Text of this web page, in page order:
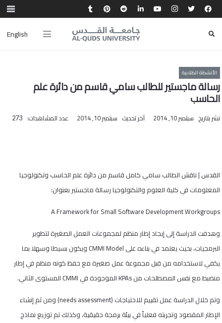
English
الأنشطة الطلابية
رسالة ماجستير للطالب سامي قاسم من دائرة علم
الحاسب
نشر بتاريخ سبتمبر 10, 2014 آخر تحديث سبتمبر 10, 2014 عدد المشاهدات: 273
القدس | ناقش الطالب سامي كامل قاسم من دائرة علم الحاسب وتكنولوجيا
المعلومات في كلية العلوم والتكنولوجيا رسالة ماجستير بعنوان:
A Framework for Small Software Development Workgroups
وهدفت الدراسة إلى إيجاد إطار منظم لمجموعات العمل الصغيرة لتطوير
البرمجيات، بحيث يعتمد في بناءه على CMMI Model ويكون بسيطا وسهلا بما
يكفي لاستخدامه من قبل مجموعة عمل صغيرة مع حفظ كونه منظم في إطار
منضبط مع نفس المصطلحات منKPAsالموجودة في CMMI المستوى الثاني.
وتم خلال الدراسة عمل تقييم للاحتياجات (needs assessment) ومن ثم إنشاء
الإطار المقصود وتجربته فعلياً في بيئة برمجة حقيقية، وكذلك تم توزيع نماذج